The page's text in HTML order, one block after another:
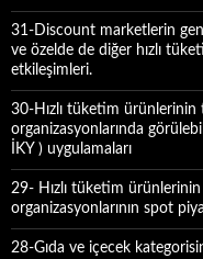
31-Discount marketlerin
ve özelde de diğer hızlı
etkileşimleri.
30-Hızlı tüketim ürünlerinin
organizasyonlarında
İKY ) uygulamaları
29- Hızlı tüketim
organizasyonlarının spot
28-Gıda ve içecek